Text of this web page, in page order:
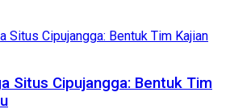
Situs Cipujangga: Bentuk Tim